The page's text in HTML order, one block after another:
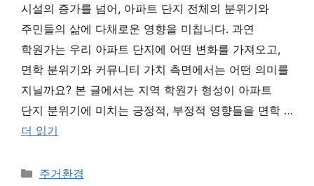
시설의 증가를 넘어, 아파트 단지 전체의 분위기와
주민들의 삶에 다채로운 영향을 미칩니다. 과연
학원가는 우리 아파트 단지에 어떤 변화를 가져오고,
면학 분위기와 커뮤니티 가치 측면에서는 어떤 의미를
지닐까요? 본 글에서는 지역 학원가 형성이 아파트
단지 분위기에 미치는 긍정적, 부정적 영향들을 면학 …
더 읽기
카테고리
주거환경